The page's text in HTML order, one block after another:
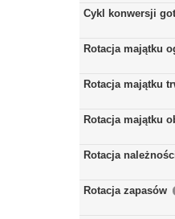
Cykl konwersji
Rotacja majątku
Rotacja majątku
Rotacja majątku
Rotacja
Rotacja zapasów